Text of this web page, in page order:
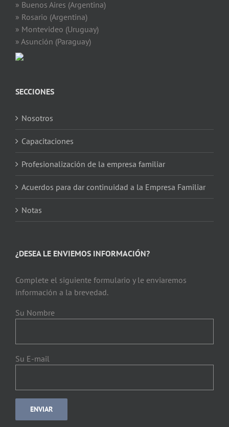
» Buenos Aires (Argentina)
» Rosario (Argentina)
» Montevideo (Uruguay)
» Asunción (Paraguay)
SECCIONES
Nosotros
Capacitaciones
Profesionalización de la empresa familiar
Acuerdos para dar continuidad a la Empresa Familiar
Notas
¿DESEA LE ENVIEMOS INFORMACIÓN?
Complete el siguiente formulario y le enviaremos
información a la brevedad.
Su Nombre
Su E-mail